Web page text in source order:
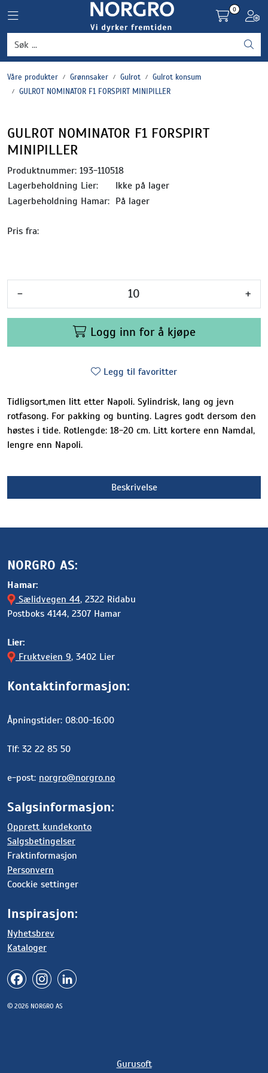
Toggle navigation
0
Våre produkter Grønnsaker Gulrot
Gulrot konsum
GULROT NOMINATOR F1 FORSPIRT MINIPILLER
GULROT NOMINATOR F1 FORSPIRT
MINIPILLER
Produktnummer: 193-110518
Lagerbeholdning Lier:
Ikke på lager
Lagerbeholdning Hamar: På lager
Pris fra:
- +
Logg inn for å kjøpe
Legg til favoritter
Tidligsort,men litt etter Napoli. Sylindrisk, lang og jevn
rotfasong. For pakking og bunting. Lagres godt dersom den
høstes i tide. Rotlengde: 18-20 cm. Litt kortere enn Namdal,
lengre enn Napoli.
Beskrivelse
NORGRO AS:
Hamar:
Sælidvegen 44, 2322 Ridabu
Postboks 4144, 2307 Hamar
Lier:
Fruktveien 9, 3402 Lier
Kontaktinformasjon:
Åpningstider: 08:00-16:00
Tlf: 32 22 85 50
e-post: norgro@norgro.no
Salgsinformasjon:
Opprett kundekonto
Salgsbetingelser
Fraktinformasjon
Personvern
Coockie settinger
Inspirasjon:
Nyhetsbrev
Kataloger
© 2026 NORGRO AS
Gurusoft
Grønnsaker
Settepotet og setteløk
Plantevern og nyttedyr
Blomster, potter og brett